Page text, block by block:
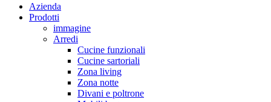
Menu
Azienda
Prodotti
immagine
Arredi
Cucine funzionali
Cucine sartoriali
Zona living
Zona notte
Divani e poltrone